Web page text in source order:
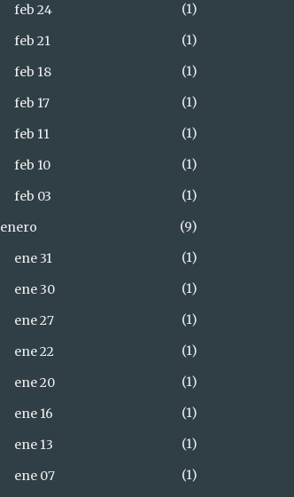
feb 24
1
feb 21
1
feb 18
1
feb 17
1
feb 11
1
feb 10
1
feb 03
1
enero
9
ene 31
1
ene 30
1
ene 27
1
ene 22
1
ene 20
1
ene 16
1
ene 13
1
ene 07
1